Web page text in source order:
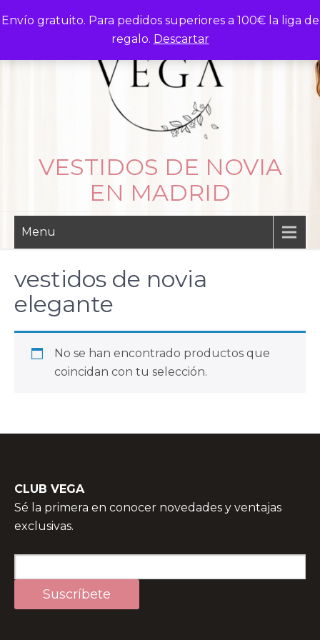
Envío gratuito. Para pedidos superiores a 100€ la liga de
regalo. Descartar
to
VESTIDOS DE NOVIA
EN MADRID
Menu
vestidos de novia
elegante
No se han encontrado productos que
coincidan con tu selección.
CLUB VEGA
Sé la primera en conocer novedades y ventajas
exclusivas.